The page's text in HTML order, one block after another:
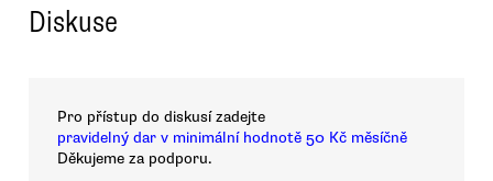
Diskuse
Pro přístup do diskusí zadejte
pravidelný dar v minimální hodnotě 50 Kč měsíčně
Děkujeme za podporu.